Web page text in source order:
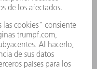
70
17h
Utillaje